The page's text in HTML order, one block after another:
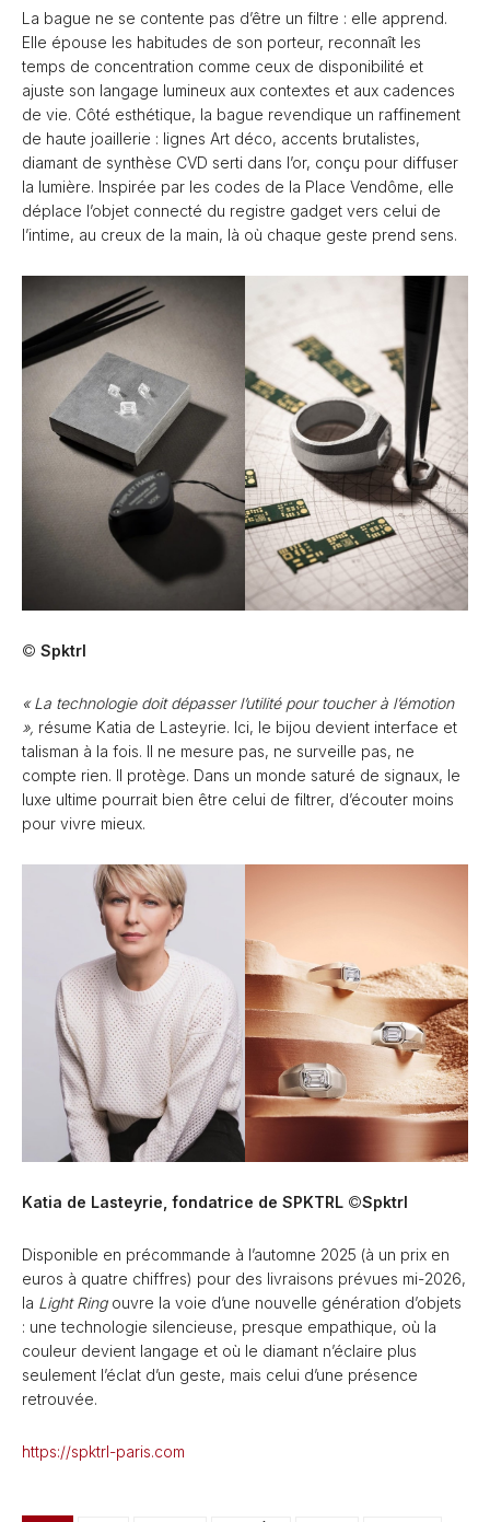
La bague ne se contente pas d’être un filtre : elle apprend.
Elle épouse les habitudes de son porteur, reconnaît les
temps de concentration comme ceux de disponibilité et
ajuste son langage lumineux aux contextes et aux cadences
de vie. Côté esthétique, la bague revendique un raffinement
de haute joaillerie : lignes Art déco, accents brutalistes,
diamant de synthèse CVD serti dans l’or, conçu pour diffuser
la lumière. Inspirée par les codes de la Place Vendôme, elle
déplace l’objet connecté du registre gadget vers celui de
l’intime, au creux de la main, là où chaque geste prend sens.
© Spktrl
« La technologie doit dépasser l’utilité pour toucher à l’émotion
», résume Katia de Lasteyrie. Ici, le bijou devient interface et
talisman à la fois. Il ne mesure pas, ne surveille pas, ne
compte rien. Il protège. Dans un monde saturé de signaux, le
luxe ultime pourrait bien être celui de filtrer, d’écouter moins
pour vivre mieux.
Katia de Lasteyrie, fondatrice de SPKTRL ©Spktrl
Disponible en précommande à l’automne 2025 (à un prix en
euros à quatre chiffres) pour des livraisons prévues mi-2026,
la Light Ringouvre la voie d’une nouvelle génération d’objets
: une technologie silencieuse, presque empathique, où la
couleur devient langage et où le diamant n’éclaire plus
seulement l’éclat d’un geste, mais celui d’une présence
retrouvée.
https://spktrl-paris.com